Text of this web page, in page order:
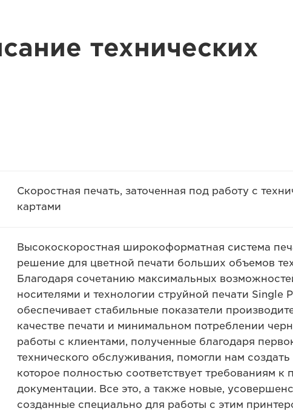
технических
Скоростная печать, заточенная под работу с
картами
Высокоскоростная широкоформатная система
решение для цветной печати больших объемов
Благодаря сочетанию максимальных
носителями и технологии струйной печати Single
обеспечивает стабильные показатели
качестве печати и минимальном потреблении
работы с клиентами, полученные благодаря
технического обслуживания, помогли нам
которое полностью соответствует требованиям к
документации. Все это, а также новые,
созданные специально для работы с этим